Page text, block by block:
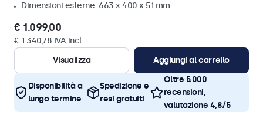
Dimensioni esterne: 663 x 400 x 51 mm
€ 1.099,00
€ 1.340,78 IVA incl.
Visualizza
Aggiungi al carrello
Disponibilità a
lungo termine
Spedizione e
resi gratuiti
Oltre 5.000
recensioni,
valutazione 4,8/5